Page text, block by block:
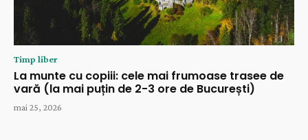
Timp liber
La munte cu copiii: cele mai frumoase trasee de
vară (la mai puțin de 2-3 ore de București)
mai 25, 2026